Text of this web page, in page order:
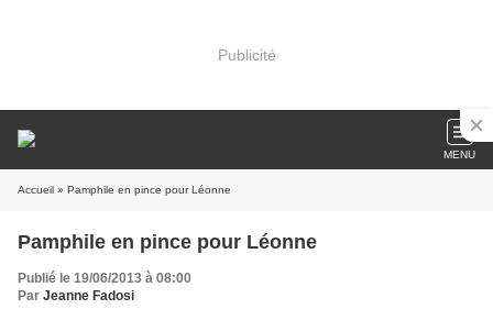
Publicité
MENU
Accueil » Pamphile en pince pour Léonne
Pamphile en pince pour Léonne
Publié le 19/06/2013 à 08:00
Par Jeanne Fadosi